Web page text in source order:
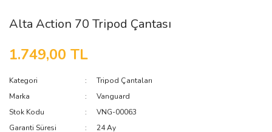
Alta Action 70 Tripod Çantası
1.749,00 TL
Kategori
Tripod Çantaları
Marka
Vanguard
Stok Kodu
VNG-00063
Garanti Süresi
24 Ay